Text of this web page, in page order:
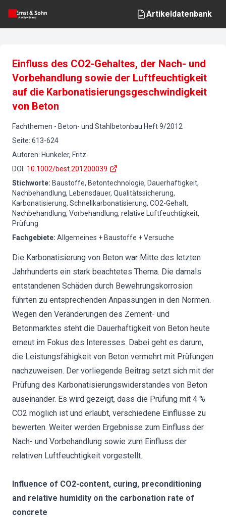
Artikeldatenbank
Einfluss des CO2-Gehaltes, der Nach- und
Vorbehandlung sowie der Luftfeuchtigkeit
auf die Karbonatisierungsgeschwindigkeit
von Beton
Fachthemen - Beton- und Stahlbetonbau Heft9/2012
Seite: 613-624
Autoren: Hunkeler, Fritz
DOI : 10.1002/best.201200039
Stichworte: Baustoffe, Betontechnologie, Dauerhaftigkeit,
Nachbehandlung, Lebensdauer, Qualitätssicherung,
Karbonatisierung, Schnellkarbonatisierung, CO2-Gehalt,
Nachbehandlung, Vorbehandlung, relative Luftfeuchtigkeit,
Prüfung
Fachgebiete: Allgemeines + Baustoffe + Versuche
Die Karbonatisierung von Beton war Mitte des letzten
Jahrhunderts ein stark beachtetes Thema. Die damals
entstandenen Schäden durch Bewehrungskorrosion
führten zu entsprechenden Anpassungen in den Normen.
Wegen den Veränderungen des Zement- und
Betonmarktes steht die Dauerhaftigkeit von Beton heute
erneut im Fokus des Interesses. Dabei geht es darum,
die Leistungsfähigkeit von Beton vermehrt mit Prüfungen
nachzuweisen. Der vorliegende Beitrag setzt sich mit der
Prüfung des Karbonatisierungswiderstandes von Beton
auseinander. Es wird gezeigt, dass die Prüfung mit 4 %
CO2 möglich ist und erlaubt, verschiedene Einflüsse zu
bewerten. Weiter werden Ergebnisse zum Einfluss der
Nach- und Vorbehandlung sowie zum Einfluss der
relativen Luftfeuchtigkeit vorgestellt.
Influence of CO2-content, curing, preconditioning
and relative humidity on the carbonation rate of
concrete